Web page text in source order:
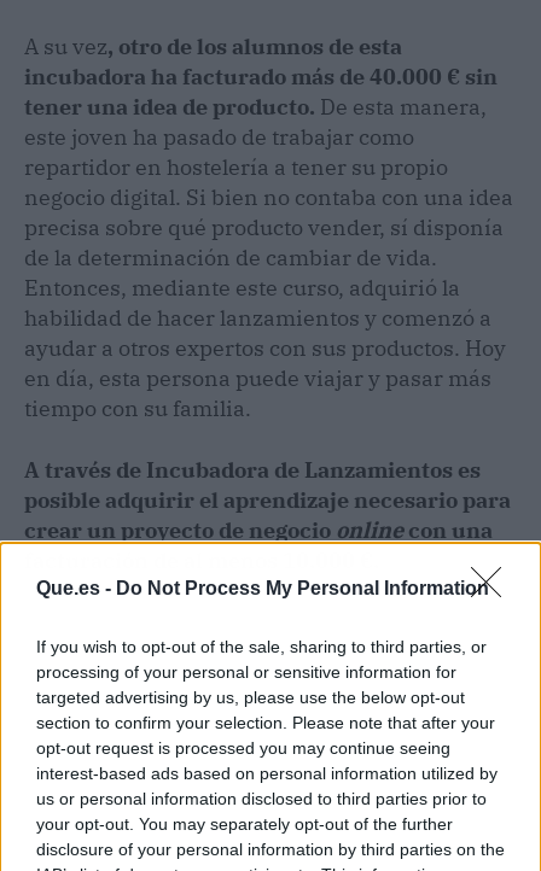
Que.es - Do Not Process My Personal Information
If you wish to opt-out of the sale, sharing to third parties, or
processing of your personal or sensitive information for
targeted advertising by us, please use the below opt-out
section to confirm your selection. Please note that after your
opt-out request is processed you may continue seeing
interest-based ads based on personal information utilized by
us or personal information disclosed to third parties prior to
your opt-out. You may separately opt-out of the further
disclosure of your personal information by third parties on the
A su vez, otro de los alumnos de esta
incubadora ha facturado más de 40.000 € sin
tener una idea de producto. De esta manera,
este joven ha pasado de trabajar como
repartidor en hostelería a tener su propio
negocio digital. Si bien no contaba con una idea
precisa sobre qué producto vender, sí disponía
de la determinación de cambiar de vida.
Entonces, mediante este curso, adquirió la
habilidad de hacer lanzamientos y comenzó a
ayudar a otros expertos con sus productos. Hoy
en día, esta persona puede viajar y pasar más
tiempo con su familia.
A través de Incubadora de Lanzamientos es
posible adquirir el aprendizaje necesario para
crear un proyecto de negocio onlinecon una